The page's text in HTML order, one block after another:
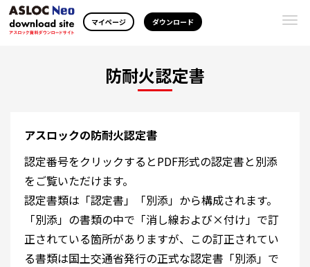
マイページ ダウンロード
防耐火認定書
アスロックの防耐火認定書
認定番号をクリックするとPDF形式の認定書と別添
をご覧いただけます。
認定書類は「認定書」「別添」から構成されます。
「別添」の書類の中で「消し線および×付け」で訂
正されている箇所がありますが、この訂正されてい
る書類は国土交通省発行の正式な認定書「別添」で